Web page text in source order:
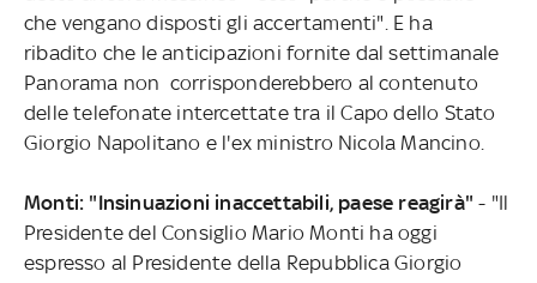
che vengano disposti gli accertamenti". E ha
ribadito che le anticipazioni fornite dal settimanale
Panorama non corrisponderebbero al contenuto
delle telefonate intercettate tra il Capo dello Stato
Giorgio Napolitano e l'ex ministro Nicola Mancino.
Monti: "Insinuazioni inaccettabili, paese reagirà" - "Il
Presidente del Consiglio Mario Monti ha oggi
espresso al Presidente della Repubblica Giorgio